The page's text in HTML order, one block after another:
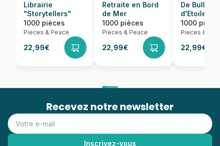
Librairie
"Storytellers"
1000 pièces
Pieces & Peace
22,99€
Retraite en Bord
de Mer
1000 pièces
Pieces & Peace
22,99€
De Bulles
d'Etoiles
1000
Pieces &
22,99€
Recevez notre newsletter